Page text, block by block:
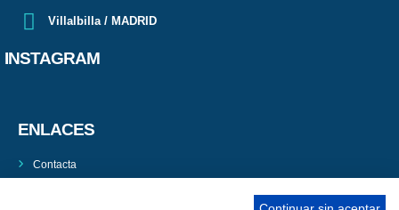
Villalbilla / MADRID
INSTAGRAM
ENLACES
Contacta